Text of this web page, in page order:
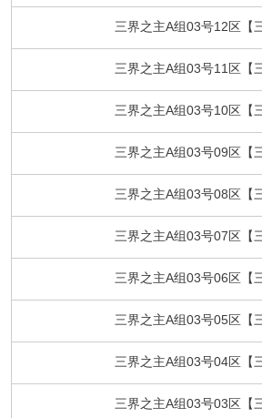
三界之主A组03号12区【
三界之主A组03号11区【
三界之主A组03号10区【
三界之主A组03号09区【
三界之主A组03号08区【
三界之主A组03号07区【
三界之主A组03号06区【
三界之主A组03号05区【
三界之主A组03号04区【
三界之主A组03号03区【